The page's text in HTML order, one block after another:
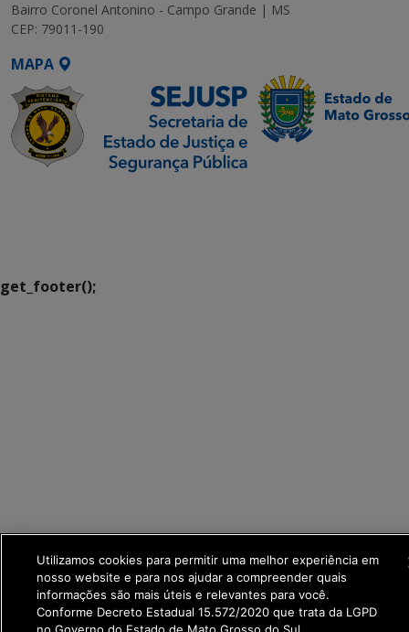
Bairro Coronel Antonino - Campo Grande | MS
CEP: 79011-190
MAPA
get_footer();
Utilizamos cookies para permitir uma melhor experiência em
nosso website e para nos ajudar a compreender quais
informações são mais úteis e relevantes para você.
Conforme Decreto Estadual 15.572/2020 que trata da LGPD